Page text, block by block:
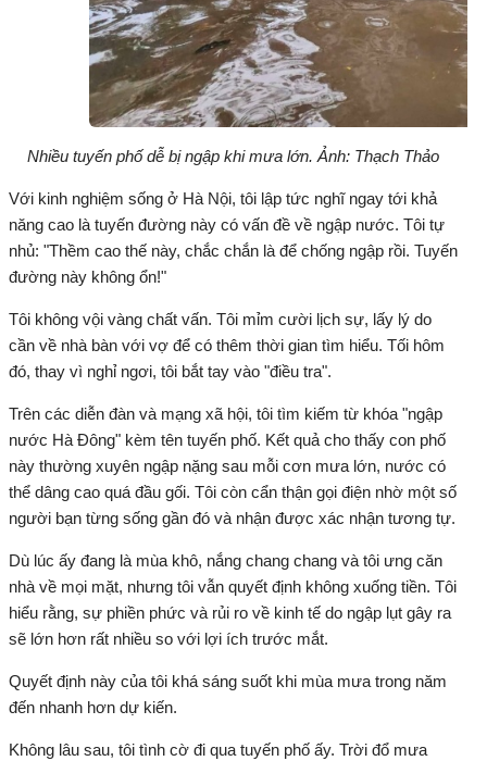
Nhiều tuyến phố dễ bị ngập khi mưa lớn. Ảnh: Thạch Thảo
Với kinh nghiệm sống ở Hà Nội, tôi lập tức nghĩ ngay tới khả
năng cao là tuyến đường này có vấn đề về ngập nước. Tôi tự
nhủ: "Thềm cao thế này, chắc chắn là để chống ngập rồi. Tuyến
đường này không ổn!"
Tôi không vội vàng chất vấn. Tôi mỉm cười lịch sự, lấy lý do
cần về nhà bàn với vợ để có thêm thời gian tìm hiểu. Tối hôm
đó, thay vì nghỉ ngơi, tôi bắt tay vào "điều tra".
Trên các diễn đàn và mạng xã hội, tôi tìm kiếm từ khóa "ngập
nước Hà Đông" kèm tên tuyến phố. Kết quả cho thấy con phố
này thường xuyên ngập nặng sau mỗi cơn mưa lớn, nước có
thể dâng cao quá đầu gối. Tôi còn cẩn thận gọi điện nhờ một số
người bạn từng sống gần đó và nhận được xác nhận tương tự.
Dù lúc ấy đang là mùa khô, nắng chang chang và tôi ưng căn
nhà về mọi mặt, nhưng tôi vẫn quyết định không xuống tiền. Tôi
hiểu rằng, sự phiền phức và rủi ro về kinh tế do ngập lụt gây ra
sẽ lớn hơn rất nhiều so với lợi ích trước mắt.
Quyết định này của tôi khá sáng suốt khi mùa mưa trong năm
đến nhanh hơn dự kiến.
Không lâu sau, tôi tình cờ đi qua tuyến phố ấy. Trời đổ mưa